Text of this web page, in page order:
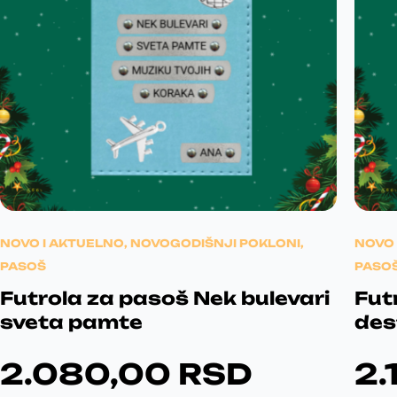
d
i
m
a
š
e
v
r
j
t
i
NOVO I AKTUELNO, NOVOGODIŠNJI POKLONI,
PASOŠ
Futrola za pasoš Nek bulevari
sveta pamte
2.080,00 RSD
NOVO